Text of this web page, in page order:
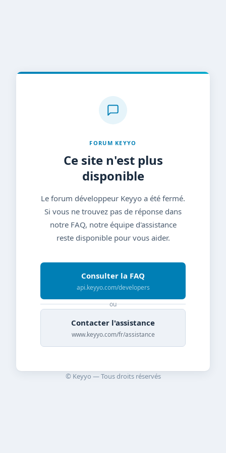
FORUM KEYYO
Ce site n'est plus
disponible
Le forum développeur Keyyo a été fermé.
Si vous ne trouvez pas de réponse dans
notre FAQ, notre équipe d'assistance
reste disponible pour vous aider.
Consulter la FAQ
api.keyyo.com/developers
ou
Contacter l'assistance
www.keyyo.com/fr/assistance
© Keyyo — Tous droits réservés